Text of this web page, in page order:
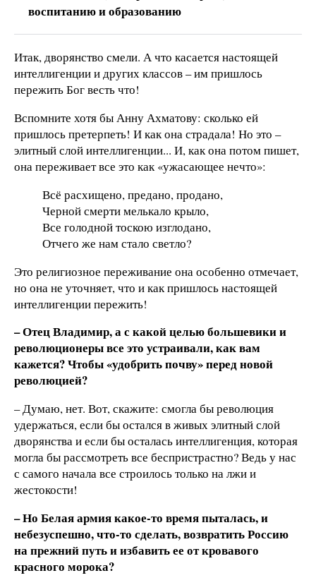
воспитанию и образованию
Итак, дворянство смели. А что касается настоящей
интеллигенции и других классов – им пришлось
пережить Бог весть что!
Вспомните хотя бы Анну Ахматову: сколько ей
пришлось претерпеть! И как она страдала! Но это –
элитный слой интеллигенции... И, как она потом пишет,
она переживает все это как «ужасающее нечто»:
Всё расхищено, предано, продано,
Черной смерти мелькало крыло,
Все голодной тоскою изглодано,
Отчего же нам стало светло?
Это религиозное переживание она особенно отмечает,
но она не уточняет, что и как пришлось настоящей
интеллигенции пережить!
– Отец Владимир, а с какой целью большевики и
революционеры все это устраивали, как вам
кажется? Чтобы «удобрить почву» перед новой
революцией?
– Думаю, нет. Вот, скажите: смогла бы революция
удержаться, если бы остался в живых элитный слой
дворянства и если бы осталась интеллигенция, которая
могла бы рассмотреть все беспристрастно? Ведь у нас
с самого начала все строилось только на лжи и
жестокости!
– Но Белая армия какое-то время пыталась, и
небезуспешно, что-то сделать, возвратить Россию
на прежний путь и избавить ее от кровавого
красного морока?